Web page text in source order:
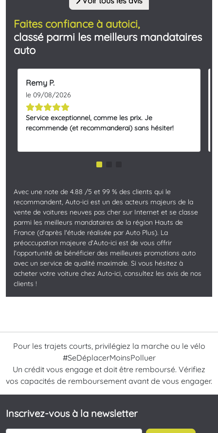
Faites confiance à autoici,
classé parmi les meilleurs mandataires
auto
Remy P.
le 09/08/2026
Service exceptionnel, comme les prix. Je
recommende (et recommanderai) sans hésiter!
Avec une note de 4.88 /5 et 99 % des clients qui le
recommandent, Auto-ici est un des acteurs majeurs de la
vente de voitures neuves pas cher sur Internet et se classe
parmi les meilleurs mandataires de la région Hauts de
France (d'après l'étude réalisée par Auto Plus). La
préoccupation majeure d'Auto-ici est de vous offrir
l'opportunité de bénéficier des meilleures promotions auto
avec un service de qualité maximale. Si vous hésitez à
acheter votre voiture chez Auto-ici, consultez les avis de nos
clients !
Pour les trajets courts, privilégiez la marche ou le vélo
#SeDéplacerMoinsPolluer
Un crédit vous engage et doit être remboursé. Vérifiez
vos capacités de remboursement avant de vous engager.
Inscrivez-vous à la newsletter